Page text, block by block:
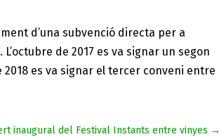
d’una subvenció directa per a
de 2017 es va signar un segon
es va signar el tercer conveni entre
inaugural del Festival Instants entre vinyes →